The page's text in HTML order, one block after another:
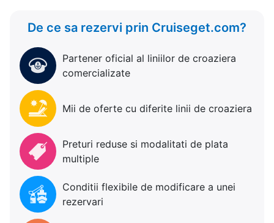
De ce sa rezervi prin Cruiseget.com?
Partener oficial al liniilor de croaziera
comercializate
Mii de oferte cu diferite linii de croaziera
Preturi reduse si modalitati de plata
multiple
Conditii flexibile de modificare a unei
rezervari